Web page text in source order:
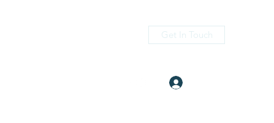
Get In Touch